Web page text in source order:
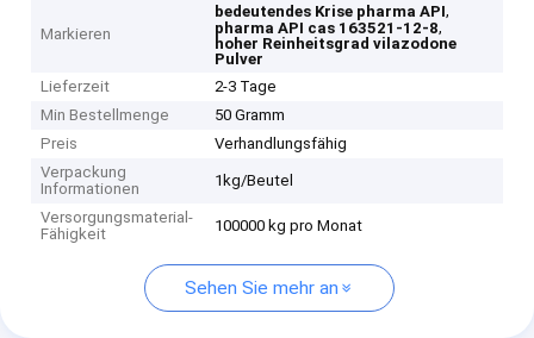
Markieren
bedeutendes Krise pharma API,
pharma API cas 163521-12-8,
hoher Reinheitsgrad vilazodone
Pulver
Lieferzeit
2-3 Tage
Min Bestellmenge
50 Gramm
Preis
Verhandlungsfähig
Verpackung
Informationen
1kg/Beutel
Versorgungsmaterial-
Fähigkeit
100000 kg pro Monat
Sehen Sie mehr an